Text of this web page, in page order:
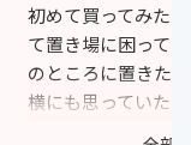
初めて買ってみた
て置き場に困って
のところに置きた
横にも思っていた